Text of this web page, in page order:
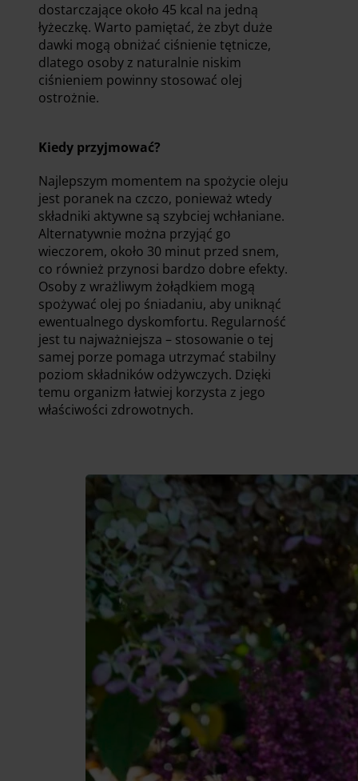
dostarczające około 45 kcal na jedną
łyżeczkę. Warto pamiętać, że zbyt duże
dawki mogą obniżać ciśnienie tętnicze,
dlatego osoby z naturalnie niskim
ciśnieniem powinny stosować olej
ostrożnie.
Kiedy przyjmować?
Najlepszym momentem na spożycie oleju
jest poranek na czczo, ponieważ wtedy
składniki aktywne są szybciej wchłaniane.
Alternatywnie można przyjąć go
wieczorem, około 30 minut przed snem,
co również przynosi bardzo dobre efekty.
Osoby z wrażliwym żołądkiem mogą
spożywać olej po śniadaniu, aby uniknąć
ewentualnego dyskomfortu. Regularność
jest tu najważniejsza – stosowanie o tej
samej porze pomaga utrzymać stabilny
poziom składników odżywczych. Dzięki
temu organizm łatwiej korzysta z jego
właściwości zdrowotnych.